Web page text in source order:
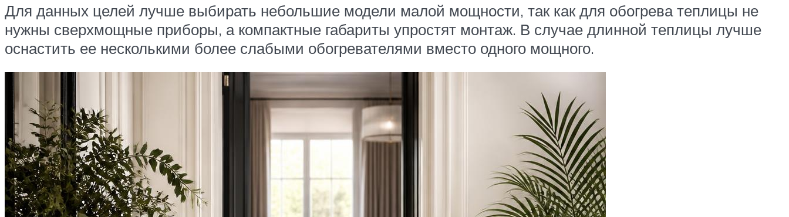
Для данных целей лучше выбирать небольшие модели малой мощности, так как для обогрева теплицы не
нужны сверхмощные приборы, а компактные габариты упростят монтаж. В случае длинной теплицы лучше
оснастить ее несколькими более слабыми обогревателями вместо одного мощного.